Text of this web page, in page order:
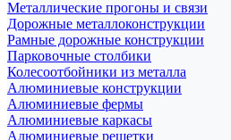
Металлические прогоны и связи
Дорожные металлоконструкции
Рамные дорожные конструкции
Парковочные столбики
Колесоотбойники из металла
Алюминиевые конструкции
Алюминиевые фермы
Алюминиевые каркасы
Алюминиевые решетки